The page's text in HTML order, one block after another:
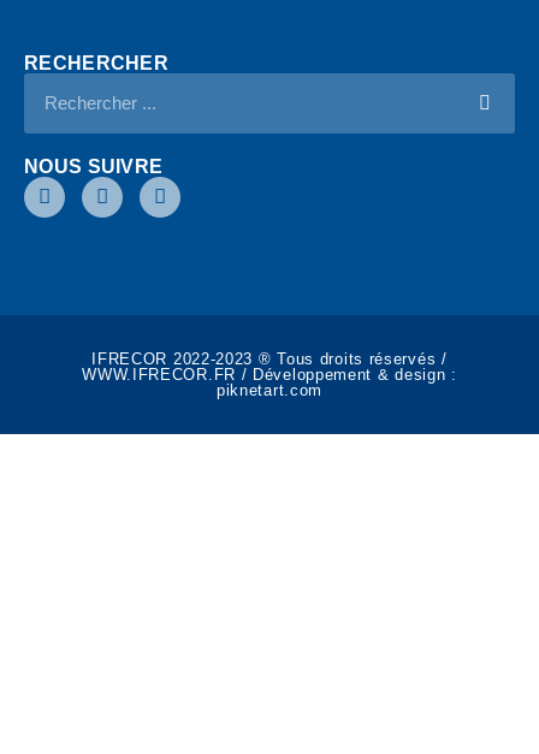
RECHERCHER
NOUS SUIVRE
IFRECOR 2022-2023 ® Tous droits réservés /
WWW.IFRECOR.FR / Développement & design :
piknetart.com​